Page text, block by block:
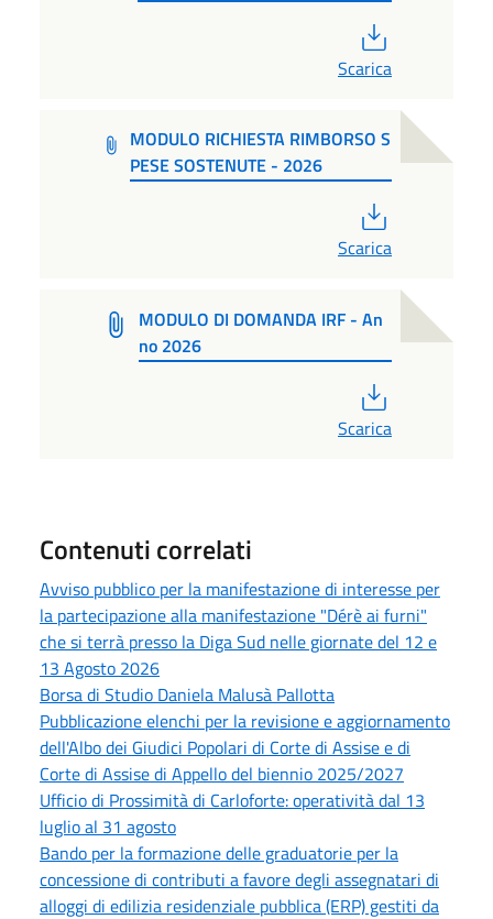
Scarica
MODULO RICHIESTA RIMBORSO S
PESE SOSTENUTE - 2026
Scarica
MODULO DI DOMANDA IRF - An
no 2026
Scarica
Contenuti correlati
Avviso pubblico per la manifestazione di interesse per
la partecipazione alla manifestazione "Dérè ai furni"
che si terrà presso la Diga Sud nelle giornate del 12 e
13 Agosto 2026
Borsa di Studio Daniela Malusà Pallotta
Pubblicazione elenchi per la revisione e aggiornamento
dell'Albo dei Giudici Popolari di Corte di Assise e di
Corte di Assise di Appello del biennio 2025/2027
Ufficio di Prossimità di Carloforte: operatività dal 13
luglio al 31 agosto
Bando per la formazione delle graduatorie per la
concessione di contributi a favore degli assegnatari di
alloggi di edilizia residenziale pubblica (ERP) gestiti da